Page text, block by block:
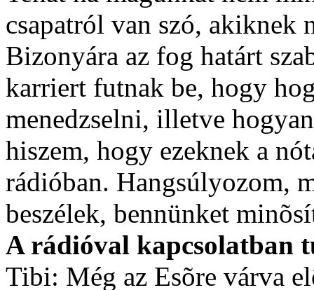
csapatról van szó,
Bizonyára az fog határt
karriert futnak be, hogy
menedzselni, illetve
hiszem, hogy ezeknek a
rádióban. Hangsúlyozom,
beszélek, bennünket
A rádióval kapcsolatban
Tibi: Még az Esõre várva